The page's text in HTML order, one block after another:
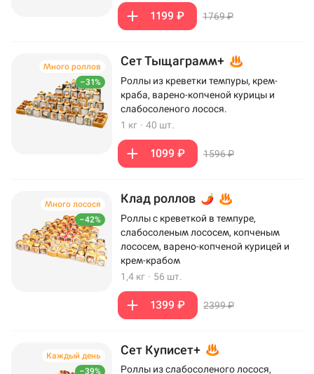
1199 ₽ 1769 ₽
–31%
Много роллов Сет Тыщаграмм+
Роллы из креветки темпуры, крем-
краба, варено-копченой курицы и
слабосоленого лосося.
1 кг · 40 шт.
1099 ₽ 1596 ₽
–42%
Много лосося Клад роллов
Роллы с креветкой в темпуре,
слабосоленым лососем, копченым
лососем, варено-копченой курицей и
крем-крабом
1,4 кг · 56 шт.
1399 ₽ 2399 ₽
–39%
Каждый день Сет Куписет+
Роллы из слабосоленого лосося,